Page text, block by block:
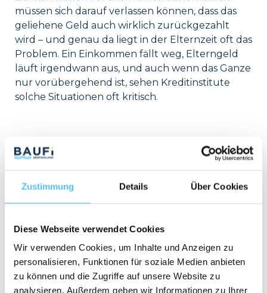
Zustimmung Details Über Cookies
Diese Webseite verwendet Cookies
Wir verwenden Cookies, um Inhalte und Anzeigen zu
personalisieren, Funktionen für soziale Medien anbieten
zu können und die Zugriffe auf unsere Website zu
analysieren. Außerdem geben wir Informationen zu Ihrer
müssen sich darauf verlassen können, dass das
geliehene Geld auch wirklich zurückgezahlt
wird – und genau da liegt in der Elternzeit oft das
Problem. Ein Einkommen fällt weg, Elterngeld
läuft irgendwann aus, und auch wenn das Ganze
nur vorübergehend ist, sehen Kreditinstitute
solche Situationen oft kritisch.
Das bedeutet aber nicht, dass es unmöglich ist,
eine Baufinanzierung zu bekommen. Es kommt
Argumenten zu überzeugen.
1. Eine wasserdichte
Haushaltsrechnung vorlegen
Niemand gibt gerne Geld her, ohne zu wissen, ob
derjenige es auch zurückzahlen kann. Deshalb